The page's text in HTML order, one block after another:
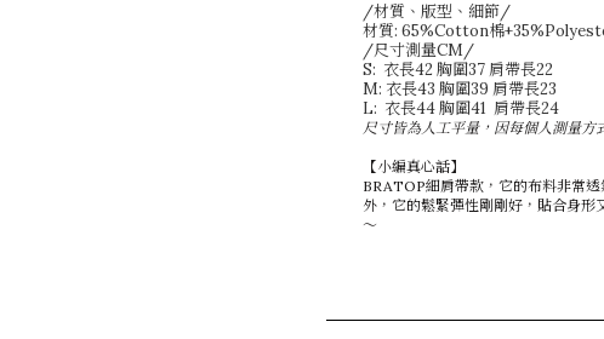
/材質、版型、細節/
材質: 65%Cotton棉
/尺寸測量CM/
S: 衣長42 胸圍37 肩帶長22
M: 衣長43 胸圍39 肩帶長23
L: 衣長44 胸圍41 肩帶長24
尺寸皆為人工平量，因每個人測量方
【小編真心話】
BRATOP細肩帶款，它的布料非常
外，它的鬆緊彈性剛剛好，貼合身
～